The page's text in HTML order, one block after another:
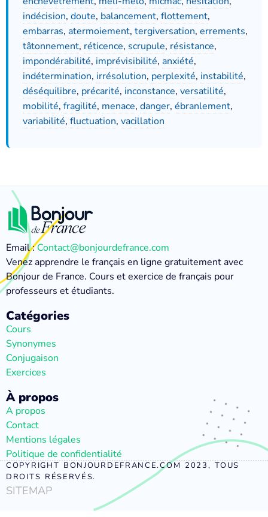
indécision, doute, balancement, flottement,
embarras, atermoiement, tergiversation, errements,
tâtonnement, réticence, scrupule, résistance,
impondérabilité, imprévisibilité, anxiété,
indétermination, irrésolution, perplexité, instabilité,
déséquilibre, précarité, inconstance, versatilité,
mobilité, fragilité, menace, danger, ébranlement,
variabilité, fluctuation, vacillation
Email :Contact@bonjourdefrance.com
Venez apprendre le français en ligne gratuitement avec
Bonjour de France. Cours et exercice de français pour
professeurs et étudiants.
Catégories
Cours
Synonymes
Conjugaison
Exercices
À propos
A propos
Contact
Mentions légales
Politique de confidentialité
COPYRIGHT BONJOURDEFRANCE.COM 2023, TOUS
DROITS RÉSERVÉS.
SITEMAP